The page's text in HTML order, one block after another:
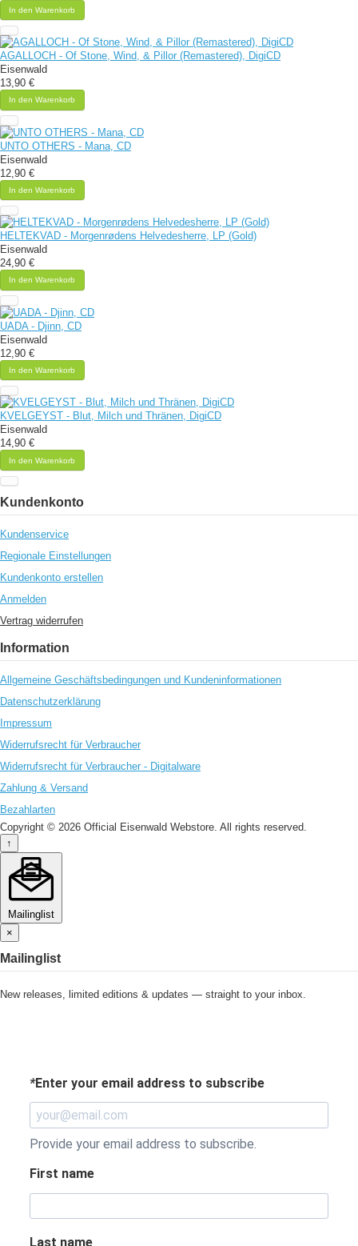
In den Warenkorb
AGALLOCH - Of Stone, Wind, & Pillor (Remastered), DigiCD
Eisenwald
13,90 €
In den Warenkorb
UNTO OTHERS - Mana, CD
Eisenwald
12,90 €
In den Warenkorb
HELTEKVAD - Morgenrødens Helvedesherre, LP (Gold)
Eisenwald
24,90 €
In den Warenkorb
UADA - Djinn, CD
Eisenwald
12,90 €
In den Warenkorb
KVELGEYST - Blut, Milch und Thränen, DigiCD
Eisenwald
14,90 €
In den Warenkorb
Kundenkonto
Kundenservice
Regionale Einstellungen
Kundenkonto erstellen
Anmelden
Vertrag widerrufen
Information
Allgemeine Geschäftsbedingungen und Kundeninformationen
Datenschutzerklärung
Impressum
Widerrufsrecht für Verbraucher
Widerrufsrecht für Verbraucher - Digitalware
Zahlung & Versand
Bezahlarten
Copyright © 2026 Official Eisenwald Webstore. All rights reserved.
↑
Mailinglist
×
Mailinglist
New releases, limited editions & updates — straight to your inbox.
Enter your email address to subscribe
*
Provide your email address to subscribe.
First name
Last name